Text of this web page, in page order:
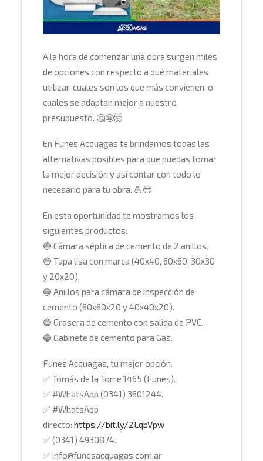
A la hora de comenzar una obra surgen miles
de opciones con respecto a qué materiales
utilizar, cuales son los que más convienen, o
cuales se adaptan mejor a nuestro
presupuesto. 🤔😨🤯
En Funes Acquagas te brindamos todas las
alternativas posibles para que puedas tomar
la mejor decisión y así contar con todo lo
necesario para tu obra. 💪😎
En esta oportunidad te mostramos los
siguientes productos:
🔵 Cámara séptica de cemento de 2 anillos.
🔵 Tapa lisa con marca (40x40, 60x60, 30x30
y 20x20).
🔵 Anillos para cámara de inspección de
cemento (60x60x20 y 40x40x20).
🔵 Grasera de cemento con salida de PVC.
🔵 Gabinete de cemento para Gas.
Funes Acquagas, tu mejor opción.
✅Tomás de la Torre 1465 (Funes).
✅#WhatsApp (0341) 3601244.
✅#WhatsApp
directo: https://bit.ly/2LqbVpw
✅(0341) 4930874.
✅info@funesacquagas.com.ar